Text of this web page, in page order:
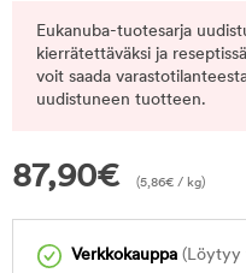
Eukanuba-tuotesarja
kierrätettäväksi ja
voit saada
uudistuneen tuotteen.
87,90€ (5,86€ / kg)
Verkkokauppa (Löytyy